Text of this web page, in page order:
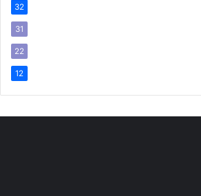
32
31
22
12